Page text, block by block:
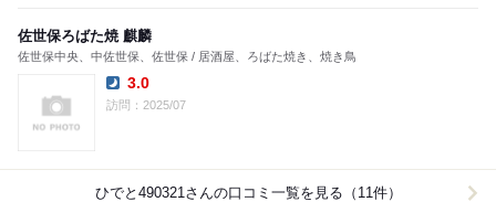
佐世保ろばた焼 麒麟
佐世保中央、中佐世保、佐世保 / 居酒屋、ろばた焼き、焼き鳥
Dinner:
3.0
訪問：2025/07
ひでと490321さんの口コミ一覧を見る（11件）